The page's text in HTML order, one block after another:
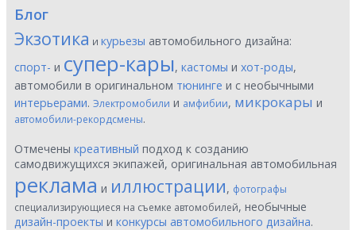
Блог
Экзотика и курьезы автомобильного дизайна:
спорт- и супер-кары, кастомы и хот-роды,
автомобили в оригинальном тюнинге и с необычными
интерьерами. Электромобили и амфибии, микрокары и
автомобили-рекордсмены.
Отмечены креативный подход к созданию
самодвижущихся экипажей, оригинальная автомобильная
реклама и иллюстрации, фотографы
специализирующиеся на съемке автомобилей, необычные
дизайн-проекты и конкурсы автомобильного дизайна.